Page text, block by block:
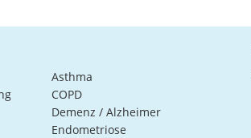
Asthma
COPD
Demenz / Alzheimer
Endometriose